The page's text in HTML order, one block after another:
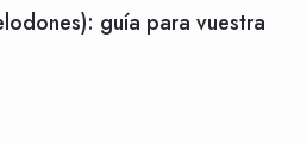
guía para vuestra